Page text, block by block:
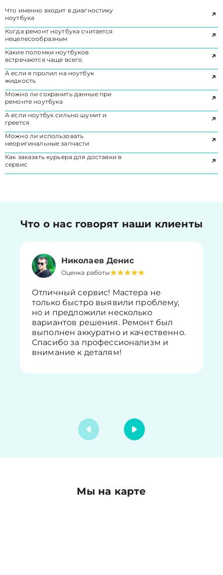
Что именно входит в диагностику
ноутбука
Когда ремонт ноутбука считается
нецелесообразным
Какие поломки ноутбуков
встречаются чаще всего
А если я пролил на ноутбук
жидкость
Можно ли сохранить данные при
ремонте ноутбука
А если ноутбук сильно шумит и
греется
Можно ли использовать
неоригинальные запчасти
Как заказать курьера для доставки в
сервис
Что о нас говорят наши клиенты
Николаев Денис
Оценка работы
Отличный сервис! Мастера не
только быстро выявили проблему,
но и предложили несколько
вариантов решения. Ремонт был
выполнен аккуратно и качественно.
Спасибо за профессионализм и
внимание к деталям!
Мы на карте